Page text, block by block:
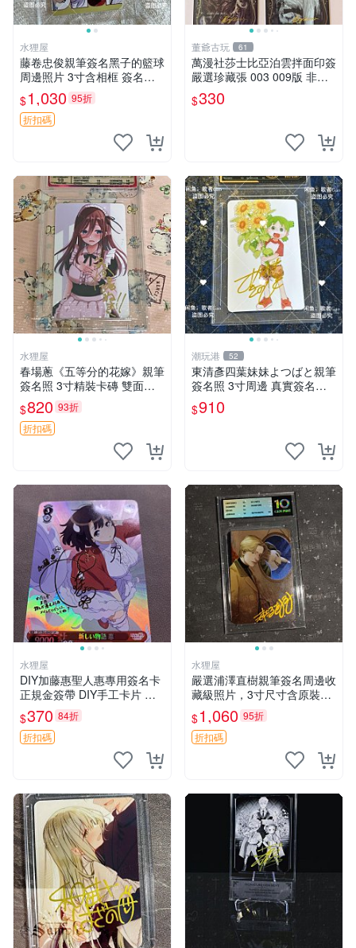
水狸屋
藤卷忠俊親筆簽名黑子的籃球
周邊照片 3寸含相框 簽名照
簽名真跡 黑籃周邊
$1,030 95折
折扣碼
董爺古玩 61
萬漫社莎士比亞泊雲拌面印簽
嚴選珍藏張 003 009版 非標
新品收藏限量 泊雲拌面 莎士
比亞 印簽
$330
水狸屋
春場蔥《五等分的花嫁》親筆
簽名照 3寸精裝卡磚 雙面收
藏相框 親簽限量周邊 收藏推
薦 花嫁相片 現象級漫改 相框
收藏 周邊精品
$820 93折
折扣碼
潮玩港 52
東清彥四葉妹妹よつばと親筆
簽名照 3寸周邊 真實簽名收
藏品 相框相紙包裝 よつばと
四葉妹妹 東清彥
$910
水狸屋
DIY加藤惠聖人惠專用簽名卡
正規金簽帶 DIY手工卡片 不
同於市售版本 卡片尺寸嚴選1
00mm 原創設計無返修 聖人
惠 簽名卡 加藤惠
$370 84折
折扣碼
水狸屋
嚴選浦澤直樹親筆簽名周邊收
藏級照片，3寸尺寸含原裝卡
磚 中古國現發 3寸 大小 照片
$1,060 95折
折扣碼